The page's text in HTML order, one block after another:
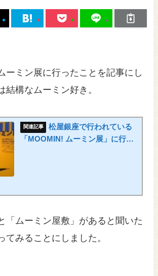
ーミン展に行ったことを記事にし
結構なムーミン好き。
松屋銀座で行われている
「MOOMIN! ムーミン展」に行っ
「ムーミン屋敷」があると聞いた
てみることにしました。